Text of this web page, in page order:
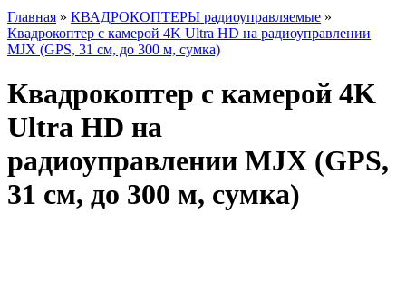
Главная » КВАДРОКОПТЕРЫ радиоуправляемые »
Квадрокоптер с камерой 4K Ultra HD на радиоуправлении
MJX (GPS, 31 см, до 300 м, сумка)
Квадрокоптер с камерой 4K
Ultra HD на
радиоуправлении MJX (GPS,
31 см, до 300 м, сумка)